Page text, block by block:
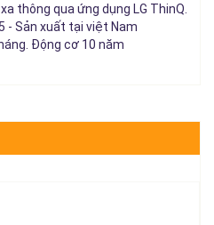
thông qua ứng dụng LG ThinQ.
- Sản xuất tại việt Nam
Động cơ 10 năm